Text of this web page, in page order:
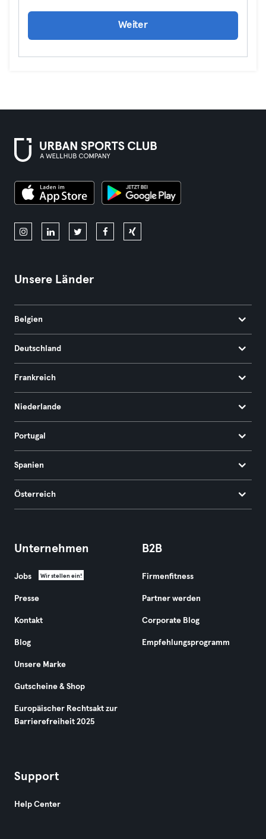
Weiter
Unsere Länder
Belgien
Deutschland
Frankreich
Niederlande
Portugal
Spanien
Österreich
Unternehmen
Jobs Wir stellen ein!
Presse
Kontakt
Blog
Unsere Marke
Gutscheine & Shop
Europäischer Rechtsakt zur
Barrierefreiheit 2025
B2B
Firmenfitness
Partner werden
Corporate Blog
Empfehlungsprogramm
Support
Help Center